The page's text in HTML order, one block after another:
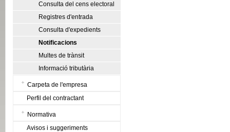
Consulta del cens electoral
Registres d'entrada
Consulta d'expedients
Notificacions
Multes de trànsit
Informació tributària
Carpeta de l'empresa
Perfil del contractant
Normativa
Avisos i suggeriments